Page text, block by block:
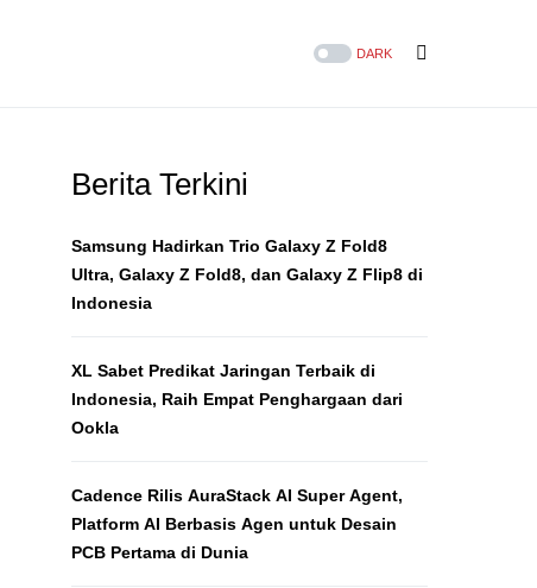
DARK
Berita Terkini
Samsung Hadirkan Trio Galaxy Z Fold8
Ultra, Galaxy Z Fold8, dan Galaxy Z Flip8 di
Indonesia
XL Sabet Predikat Jaringan Terbaik di
Indonesia, Raih Empat Penghargaan dari
Ookla
Cadence Rilis AuraStack AI Super Agent,
Platform AI Berbasis Agen untuk Desain
PCB Pertama di Dunia